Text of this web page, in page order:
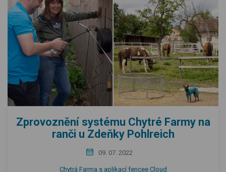
Zprovoznění systému Chytré Farmy na
ranči u Zdeňky Pohlreich
09. 07. 2022
Chytrá Farma s aplikací fencee Cloud